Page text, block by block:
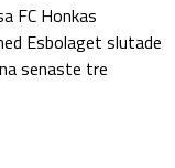
FC Honkas
Esbolaget slutade
senaste tre